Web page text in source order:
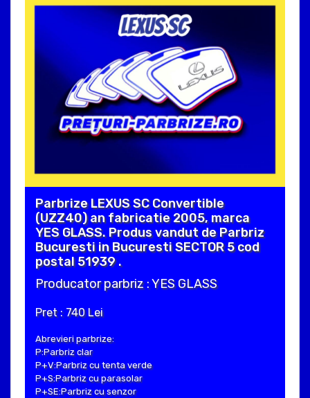
Parbrize LEXUS SC Convertible
(UZZ40) an fabricatie 2005, marca
YES GLASS. Produs vandut de Parbriz
Bucuresti in Bucuresti SECTOR 5 cod
postal 51939 .
Producator parbriz : YES GLASS
Pret : 740 Lei
Abrevieri parbrize:
P:Parbriz clar
P+V:Parbriz cu tenta verde
P+S:Parbriz cu parasolar
P+SE:Parbriz cu senzor